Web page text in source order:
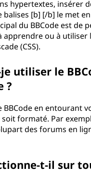
hypertextes, insérer
[b] [/b] le met
du BBCode est
apprendre ou à
(CSS).
utiliser le
?
BBCode en entourant
formaté. Par
des forums en
t-il sur